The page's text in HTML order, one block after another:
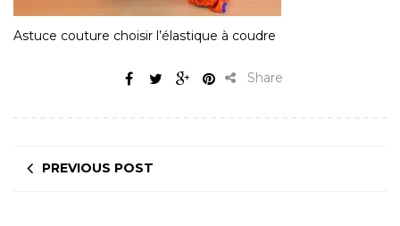
Astuce couture choisir l’élastique à coudre
Share
PREVIOUS POST